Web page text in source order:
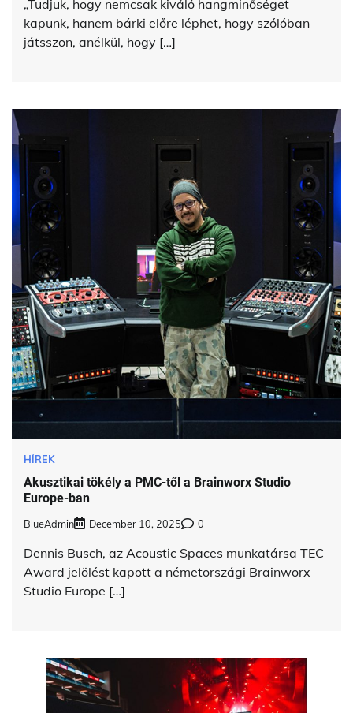
„Tudjuk, hogy nemcsak kiváló hangminőséget
kapunk, hanem bárki előre léphet, hogy szólóban
játsszon, anélkül, hogy […]
HÍREK
Akusztikai tökély a PMC-től a Brainworx Studio
Europe-ban
BlueAdmin December 10, 2025 0
Dennis Busch, az Acoustic Spaces munkatársa TEC
Award jelölést kapott a németországi Brainworx
Studio Europe […]